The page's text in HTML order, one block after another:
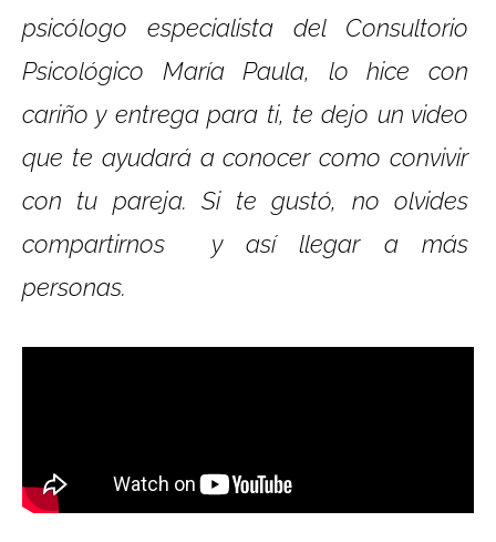
psicólogo especialista del Consultorio
Psicológico María Paula, lo hice con
cariño y entrega para ti, te dejo un video
que te ayudará a conocer como convivir
con tu pareja. Site gustó, no olvides
compartirnos y así llegar a más
personas.